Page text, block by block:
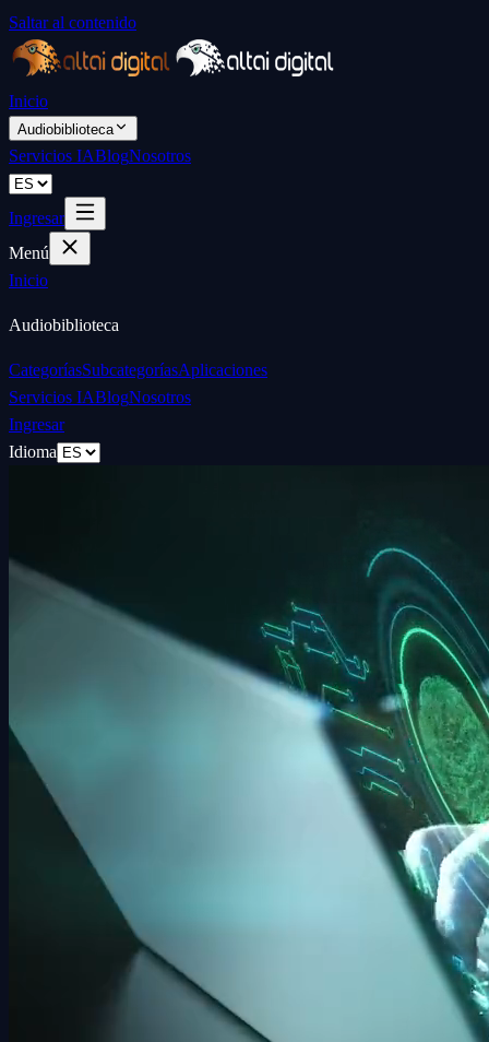
Saltar al contenido
Inicio
Audiobiblioteca
Servicios IABlogNosotros
Ingresar
Menú
Inicio
Audiobiblioteca
CategoríasSubcategoríasAplicaciones
Servicios IABlogNosotros
Ingresar
Idioma